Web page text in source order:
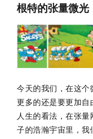
化
較
之
下
的
學
進
展
——
人
根特的张量微光
今天的我们，在这个
更多的还是要更加自
人生的看法，在张
子的浩瀚宇宙里，我